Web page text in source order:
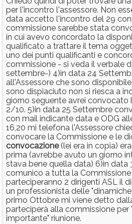
per l'incontro l'assessore. Non
data accetto l'incontro del 29
commissione sarebbe stata
in cui avevo concordato la
qualificato a trattare il tema
uno dei punti qualificanti e
commissione - si veda il verbale
settembre-) 4)in data 24
all'Assessore che sono
sono dispiaciuto non si riesca a
giorno seguente avrei convocato
2/10. 5)in data 25 Settembre
con mail indicante data e ODG
16,20 mi telefona l'Assessore
convocare la Commissione e le
convocazione(lei era in copia)
prima (avrebbe avuto un giorno
stava bene quella data) 6)in data
comunico a tutta la
parteciperanno 2 dirigenti ASL il
un professionista delle
primo Ottobre mi viene detto
parteciperà alla commissione per
importante" riunione.